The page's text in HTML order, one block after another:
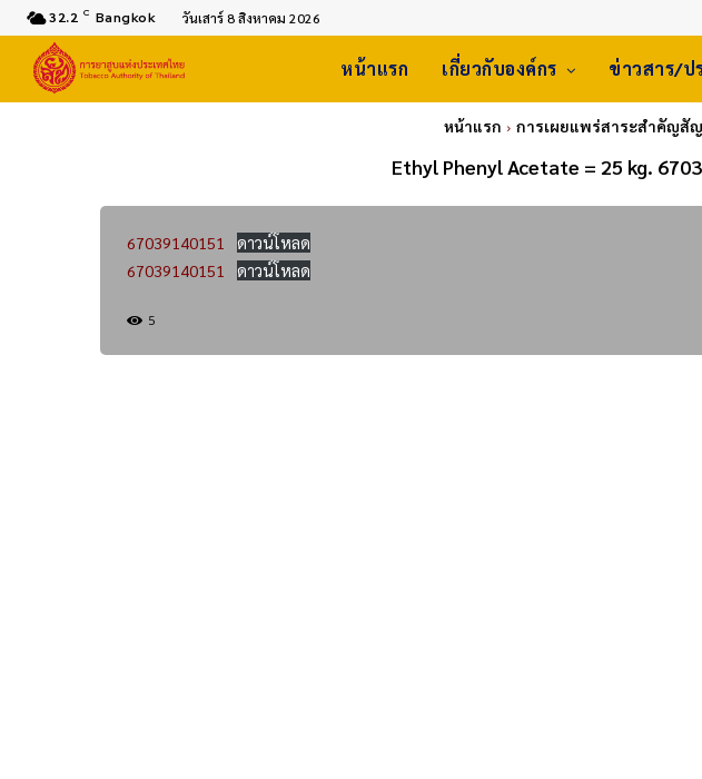
32.2 C Bangkok วันเสาร์ 8 สิงหาคม 2026
หน้าแรก เกี่ยวกับองค์กร ข่าวสาร/ป
หน้าแรก การเผยแพร่สาระสำคัญสั
Ethyl Phenyl Acetate = 25 kg.
67039140151
ดาวน์โหลด
67039140151
ดาวน์โหลด
5